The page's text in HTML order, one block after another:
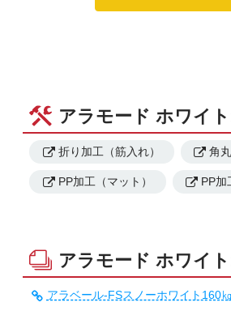
アラモード ホワイ
折り加工（筋入れ） 角
PP加工（マット） PP加
アラモード ホワイ
アラベール-FSスノーホワイト160㎏